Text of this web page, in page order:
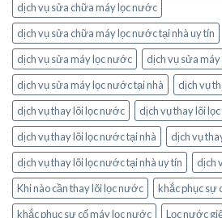
dịch vụ sửa chữa máy lọc nước
dịch vụ sửa chữa máy lọc nước tại nhà uy tín
dịch vụ sửa máy lọc nước
dịch vụ sửa
dịch vụ sửa máy lọc nước tại nhà
dịch vụ
dịch vụ thay lõi lọc nước
dịch vụ thay lõi
dịch vụ thay lõi lọc nước tại nhà
dịch vụ
dịch vụ thay lõi lọc nước tại nhà uy tín
dịch
Khi nào cần thay lõi lọc nước
khắc phục sự
khắc phục sự cố máy lọc nước
Lọc nước